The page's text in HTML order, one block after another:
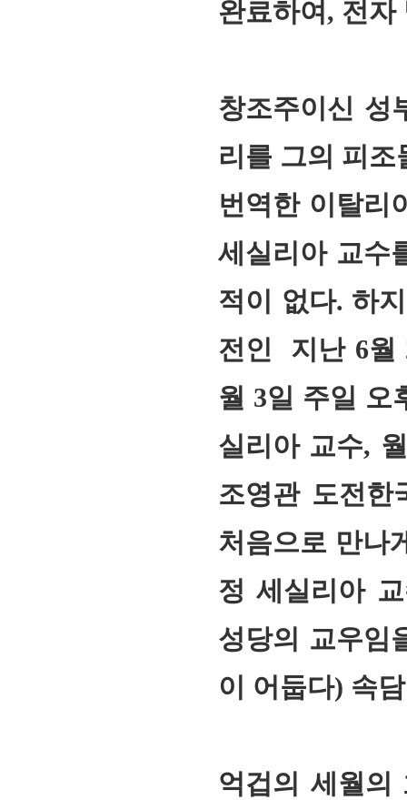
완료하여, 전
창조주이신 성
리를 그의 피
번역한 이탈리
세실리아 교수
적이 없다. 하
전인 지난 6월
월 3일 주일 오
실리아 교수,
조영관 도전한
처음으로 만나
정 세실리아
성당의 교우임
이 어둡다) 속
억겁의 세월의